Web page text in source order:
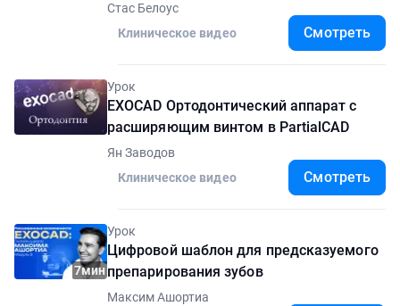
Стас Белоус
Клиническое видео
Смотреть
Урок
EXOCAD Ортодонтический аппарат с
расширяющим винтом в PartialCAD
Ян Заводов
Клиническое видео
Смотреть
7мин
Урок
Цифровой шаблон для предсказуемого
препарирования зубов
Максим Ашортиа